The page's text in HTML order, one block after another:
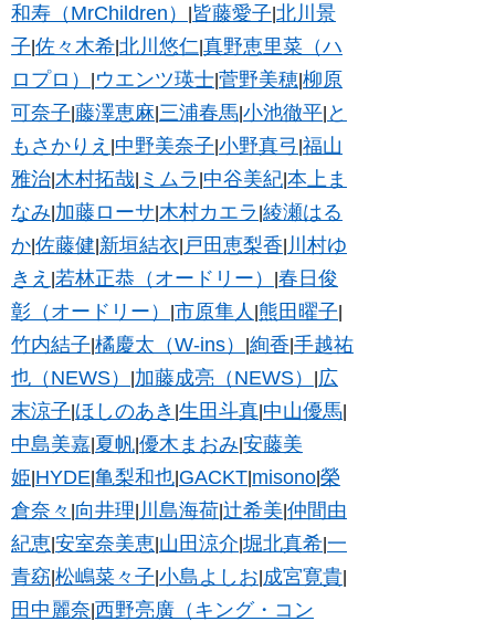
和寿（MrChildren）
皆藤愛子 北川景
子 佐々木希 北川悠仁 真野恵里菜（ハ
ロプロ）
ウエンツ瑛士 菅野美穂 柳原
可奈子 藤澤恵麻 三浦春馬 小池徹平 と
もさかりえ 中野美奈子 小野真弓 福山
雅治 木村拓哉 ミムラ 中谷美紀 本上ま
なみ 加藤ローサ 木村カエラ 綾瀬はる
か 佐藤健 新垣結衣 戸田恵梨香 川村ゆ
きえ 若林正恭（オードリー）
春日俊
彰（オードリー）
市原隼人 熊田曜子
竹内結子 橘慶太（W-ins） 絢香 手越祐
也（NEWS）
加藤成亮（NEWS）
広
末涼子 ほしのあき 生田斗真 中山優馬
中島美嘉 夏帆 優木まおみ 安藤美
姫 HYDE 亀梨和也 GACKT misono 榮
倉奈々 向井理 川島海荷 辻希美 仲間由
紀恵 安室奈美恵 山田涼介 堀北真希 一
青窈 松嶋菜々子 小島よしお 成宮寛貴
田中麗奈 西野亮廣（キング・コン